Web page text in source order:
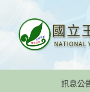
訊息公